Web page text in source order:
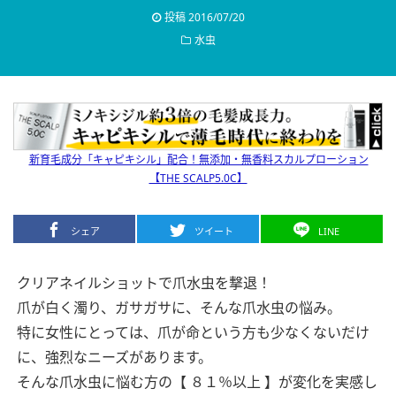
投稿2016/07/20
水虫
新育毛成分「キャピキシル」配合！無添加・無香料スカルプローション
【THE SCALP5.0C】
シェア ツイート LINE
クリアネイルショットで爪水虫を撃退！
爪が白く濁り、ガサガサに、そんな爪水虫の悩み。
特に女性にとっては、爪が命という方も少なくないだけ
に、強烈なニーズがあります。
そんな爪水虫に悩む方の【 ８１％以上 】が変化を実感し